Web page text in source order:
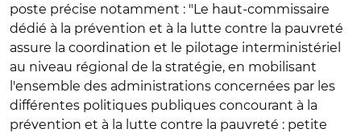
poste précise notamment : "Le haut-commissaire
dédié à la prévention et à la lutte contre la pauvreté
assure la coordination et le pilotage interministériel
au niveau régional de la stratégie, en mobilisant
l'ensemble des administrations concernées par les
différentes politiques publiques concourant à la
prévention et à la lutte contre la pauvreté : petite